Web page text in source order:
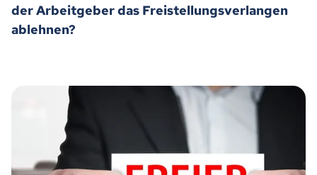
der Arbeitgeber das Freistellungsverlangen
ablehnen?